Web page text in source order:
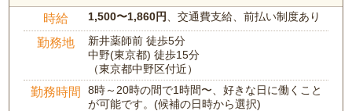
時給 1,500〜1,860円 、交通費支給、前払い制度あり
勤務地
新井薬師前 徒歩5分
中野(東京都) 徒歩15分
（東京都中野区付近）
勤務時間
8時～20時の間で1時間〜、好きな日に働くこと
が可能です。(候補の日時から選択)